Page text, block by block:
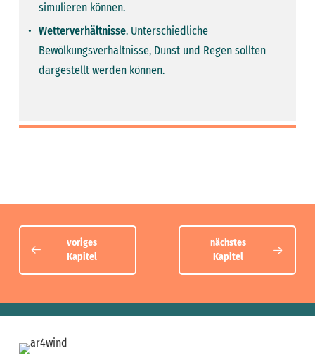
simulieren können.
Wetterverhältnisse. Unterschiedliche
Bewölkungsverhältnisse, Dunst und Regen sollten
dargestellt werden können.
voriges
Kapitel
nächstes
Kapitel